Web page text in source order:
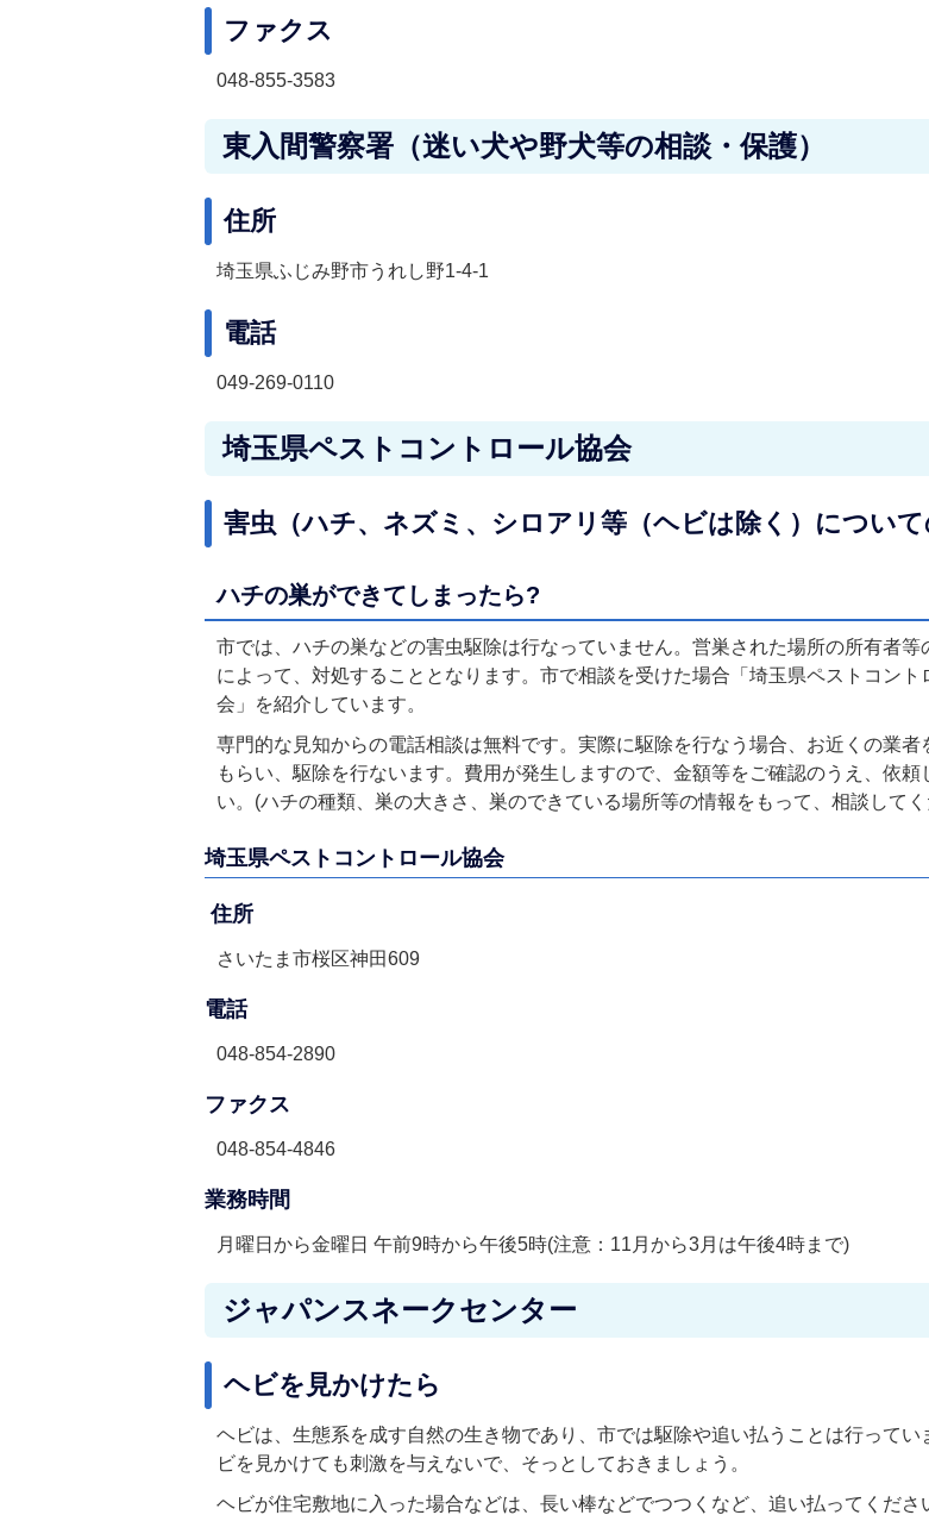
ファクス
048-855-3583
東入間警察署（迷い犬や野犬等の相談・保護）
住所
埼玉県ふじみ野市うれし野1-4-1
電話
049-269-0110
埼玉県ペストコントロール協会
害虫（ハチ、ネズミ、シロアリ等（ヘビは除く）につい
ハチの巣ができてしまったら?
市では、ハチの巣などの害虫駆除は行なっていません。営巣された場所の所有者等
によって、対処することとなります。市で相談を受けた場合「埼玉県ペストコント
会」を紹介しています。
専門的な見知からの電話相談は無料です。実際に駆除を行なう場合、お近くの業者
もらい、駆除を行ないます。費用が発生しますので、金額等をご確認のうえ、依頼
い。(ハチの種類、巣の大きさ、巣のできている場所等の情報をもって、相談して
埼玉県ペストコントロール協会
住所
さいたま市桜区神田609
電話
048-854-2890
ファクス
048-854-4846
業務時間
月曜日から金曜日 午前9時から午後5時(注意：11月から3月は午後4時まで)
ジャパンスネークセンター
ヘビを見かけたら
ヘビは、生態系を成す自然の生き物であり、市では駆除や追い払うことは行ってい
ビを見かけても刺激を与えないで、そっとしておきましょう。
ヘビが住宅敷地に入った場合などは、長い棒などでつつくなど、追い払ってくださ